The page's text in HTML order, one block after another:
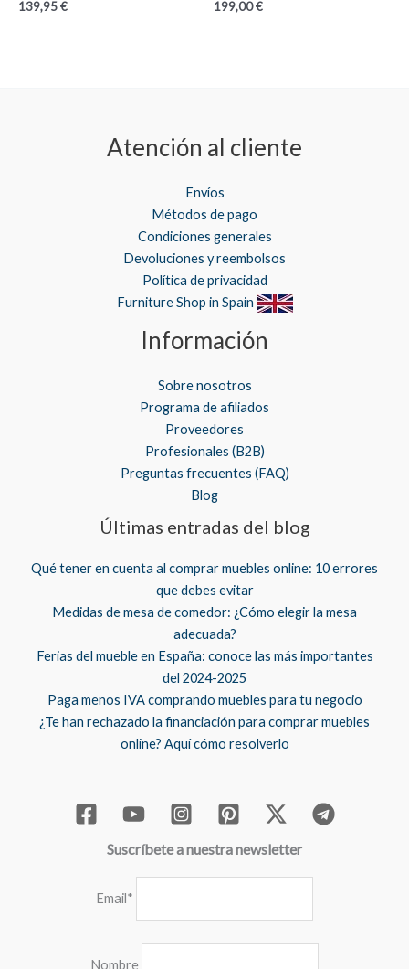
139,95€ 199,00€
Atención al cliente
Envíos
Métodos de pago
Condiciones generales
Devoluciones y reembolsos
Política de privacidad
Furniture Shop in Spain
Información
Sobre nosotros
Programa de afiliados
Proveedores
Profesionales (B2B)
Preguntas frecuentes (FAQ)
Blog
Últimas entradas del blog
Qué tener en cuenta al comprar muebles online: 10 errores
que debes evitar
Medidas de mesa de comedor: ¿Cómo elegir la mesa
adecuada?
Ferias del mueble en España: conoce las más importantes
del 2024-2025
Paga menos IVA comprando muebles para tu negocio
¿Te han rechazado la financiación para comprar muebles
online? Aquí cómo resolverlo
Suscríbete a nuestra newsletter
Email*
Nombre